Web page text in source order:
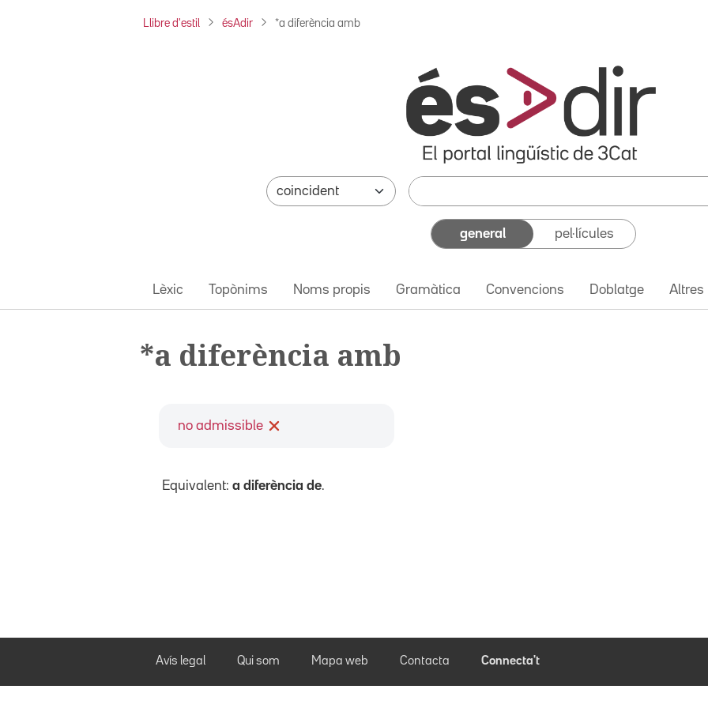
Llibre d'estil ésAdir *a diferència amb
general pel·lícules
Lèxic Topònims Noms propis Gramàtica Convencions Doblatge Altres
*a diferència amb
no admissible
Equivalent: a diferència de.
Avís legal Qui som Mapa web Contacta Connecta't